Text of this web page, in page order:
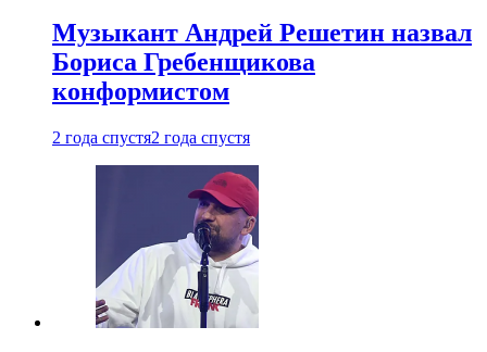
Музыкант Андрей Решетин назвал
Бориса Гребенщикова
конформистом
2 года спустя2 года спустя